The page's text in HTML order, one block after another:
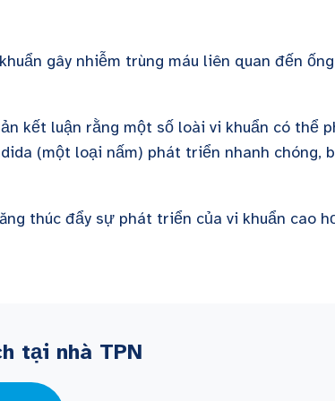
gây nhiễm trùng máu liên quan đến ống
kết luận rằng một số loài vi khuẩn có thể
(một loại nấm) phát triển nhanh chóng,
thúc đẩy sự phát triển của vi khuẩn cao
tại nhà TPN